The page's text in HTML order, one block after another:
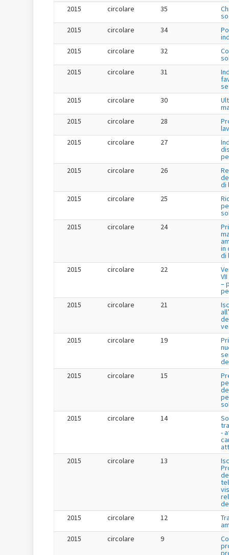
2015
circolare 35
2015
circolare 34
2015
circolare 32
2015
circolare 31
2015
circolare 30
2015
circolare 28
2015
circolare 27
2015
circolare 26
di
2015
circolare 25
2015
circolare 24
in
di
2015
circolare 22
–
2015
circolare 21
2015
circolare 19
2015
circolare 15
2015
circolare 14
-
2015
circolare 13
2015
circolare 12
2015
circolare 9